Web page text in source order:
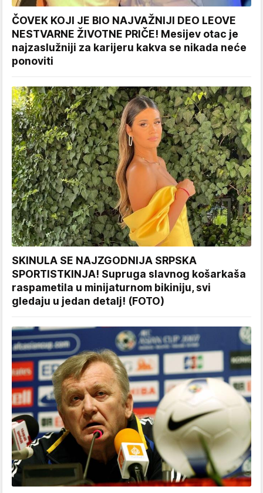
ČOVEK KOJI JE BIO NAJVAŽNIJI DEO LEOVE
NESTVARNE ŽIVOTNE PRIČE! Mesijev otac je
najzaslužniji za karijeru kakva se nikada neće
ponoviti
SKINULA SE NAJZGODNIJA SRPSKA
SPORTISTKINJA! Supruga slavnog košarkaša
raspametila u minijaturnom bikiniju, svi
gledaju u jedan detalj! (FOTO)